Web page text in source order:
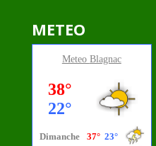
METEO
Meteo Blagnac